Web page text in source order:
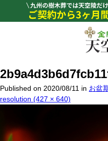
Published on 2020/08/11 in お盆
resolution (427 × 640)